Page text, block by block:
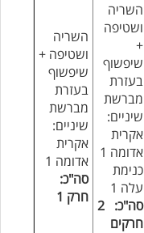
השריה
ושטיפה
+
שיפשוף
בעזרת
מברשת
שיניים:
אקרית
אדומה 1
כנימת
עלה 1
סה"כ: 2
חרקים
השריה
ושטיפה +
שיפשוף
בעזרת
מברשת
שיניים:
אקרית
אדומה 1
סה"כ:
חרק 1